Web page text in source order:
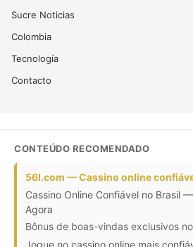
Sucre Noticias
Colombia
Tecnología
Contacto
CONTEÚDO RECOMENDADO
56l.com — Cassino online
Cassino Online Confiável no Brasil
Agora
Bônus de boas-vindas exclusivos
Jogue no cassino online mais